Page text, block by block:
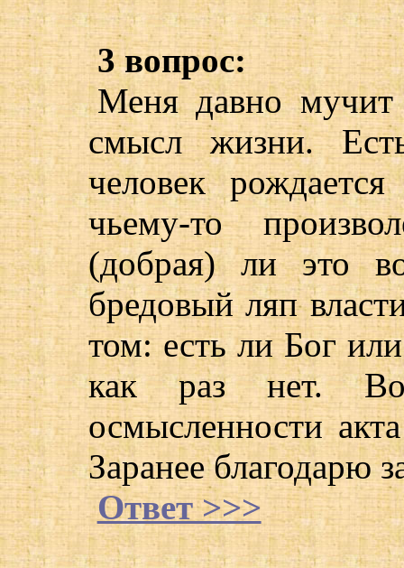
3 вопрос:
Меня давно
смысл жизни.
человек
чьему-то
(добрая) ли это
бредовый ляп
том: есть ли Бог
как раз нет.
осмысленности
Заранее благодарю
Ответ >>>